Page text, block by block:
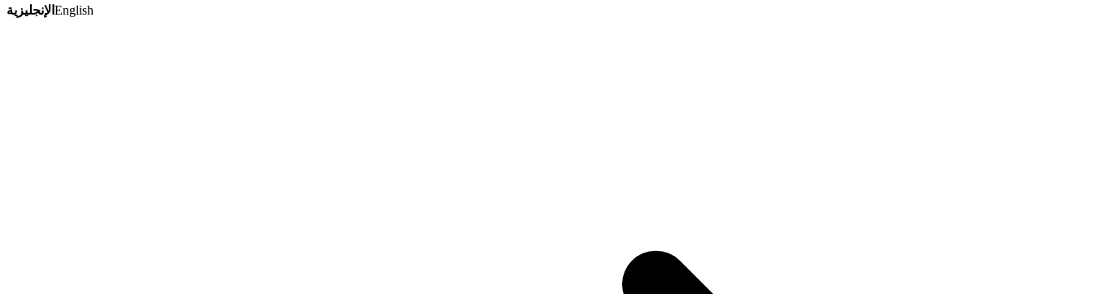
الإنجليزية English